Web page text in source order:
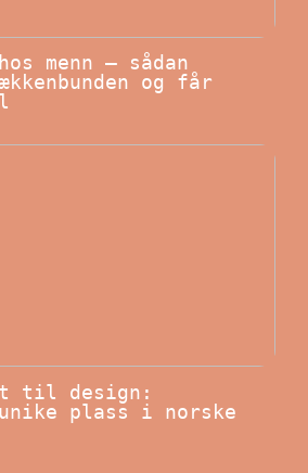
menn – sådan
og får
til design:
plass i norske